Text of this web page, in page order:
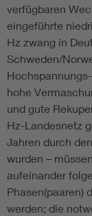
verfügbaren
eingeführte
Hz zwang in
Schweden/
hohe
und gute
Hz-Landesnetz
Jahren durch
wurden –
aufeinander
Phasen(paaren)
werden; die